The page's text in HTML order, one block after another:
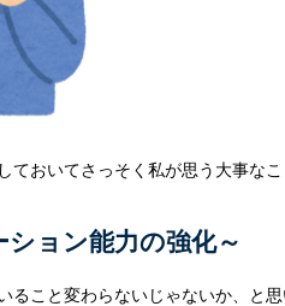
おいてさっそく私が思う大事なこ
ション能力の強化～
こと変わらないじゃないか、と思